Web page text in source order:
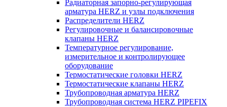
Радиаторная запорно-регулирующая
арматура HERZ и узлы подключения
Распределители HERZ
Регулировочные и балансировочные
клапаны HERZ
Температурное регулирование,
измерительное и контролирующее
оборудование
Термостатические головки HERZ
Термостатические клапаны HERZ
Трубопроводная арматура HERZ
Трубопроводная система HERZ PIPEFIX